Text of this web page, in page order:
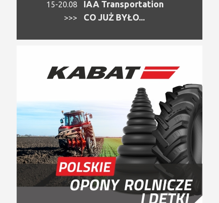
15-20.08 IAA Transportation
>>> CO JUŻ BYŁO...